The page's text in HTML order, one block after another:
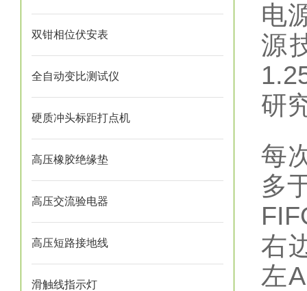
双钳相位伏安表
全自动变比测试仪
硬质冲头标距打点机
高压橡胶绝缘垫
高压交流验电器
高压短路接地线
滑触线指示灯
电
源
研
每
多
右
左